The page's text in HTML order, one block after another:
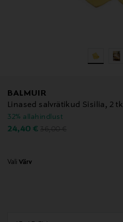
BALMUIR
Linased salvrätikud Sisilia, 2 tk
32% allahindlust
Discounted Price
24,40 € Original Price
36,00 €
Vali Värv